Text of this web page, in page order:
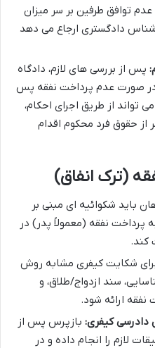
توافق طرفین بر سر میزان
دادگستری ارجاع می دهد
پس از بررسی های لازم، دادگاه
در صورت عدم پرداخت نفقه پس
تواند از طریق اجرای احکام،
از حقوق فرد محکوم اقدام
(ترک انفاق)
باید شکوائیه ای مبنی بر
پرداخت نفقه (معمولاً پدر) در
کند.
برای شکایت کیفری مشابه روش
سند ازدواج/طلاق، و
نفقه ارائه شود.
دادرسی کیفری: بازپرس پس از
لازم را انجام داده و در